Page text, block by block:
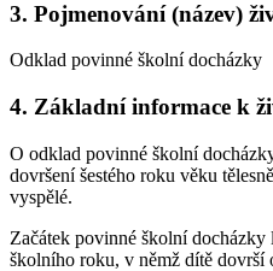
3. Pojmenování (název)
Odklad povinné školní docházky
4. Základní informace k
O odklad povinné školní
dovršení šestého roku věku
vyspělé.
Začátek povinné školní
školního roku, v němž dítě dovrší